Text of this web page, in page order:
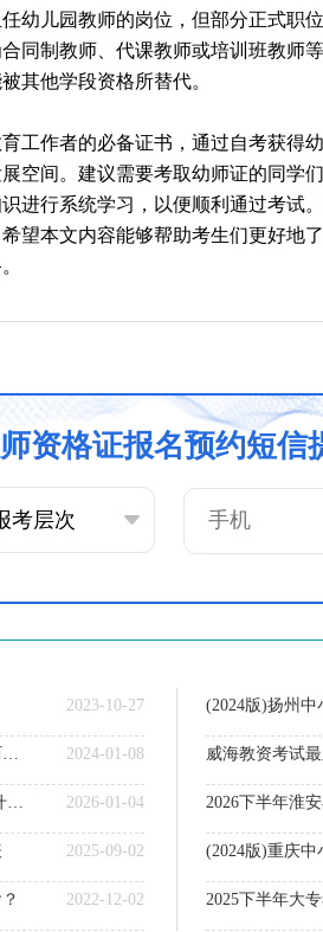
幼儿园教师的岗位，但部分正式职
同制教师、代课教师或培训班教师
其他学段资格所替代。
工作者的必备证书，通过自考获得
空间。建议需要考取幼师证的同学
进行系统学习，以便顺利通过考试
望本文内容能够帮助考生们更好地
资格证报名预约短信
2023-10-27
2024-01-08
2026-01-04
2025-09-02
2022-12-02
2026下半年淮